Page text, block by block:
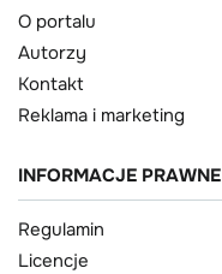
O portalu
Autorzy
Kontakt
Reklama i marketing
INFORMACJE PRAWNE
Regulamin
Licencje